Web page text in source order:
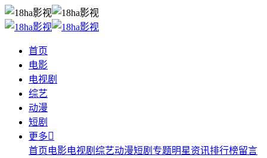
首页
电影
电视剧
综艺
动漫
短剧
更多
首页电影电视剧 综艺动漫短剧 专题明星资讯排行榜留言